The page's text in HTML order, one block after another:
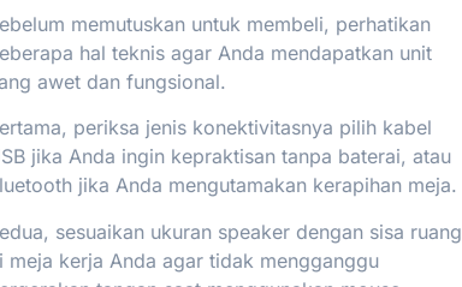
memutuskan untuk membeli, perhatikan
hal teknis agar Anda mendapatkan unit
awet dan fungsional.
periksa jenis konektivitasnya pilih kabel
jika Anda ingin kepraktisan tanpa baterai, atau
jika Anda mengutamakan kerapihan meja.
sesuaikan ukuran speaker dengan sisa ruang
meja kerja Anda agar tidak mengganggu